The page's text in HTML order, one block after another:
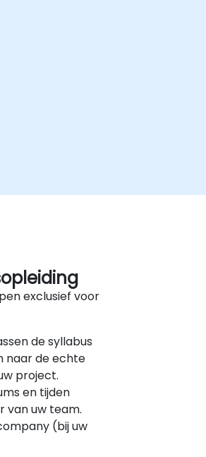
exclusief voor
de syllabus
naar de echte
project.
en tijden
van uw team.
(bij uw